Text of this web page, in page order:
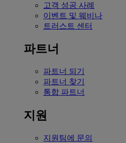
고객 성공 사례
이벤트 및 웨비나
트러스트 센터
파트너
파트너 되기
파트너 찾기
통합 파트너
지원
지원팀에 문의